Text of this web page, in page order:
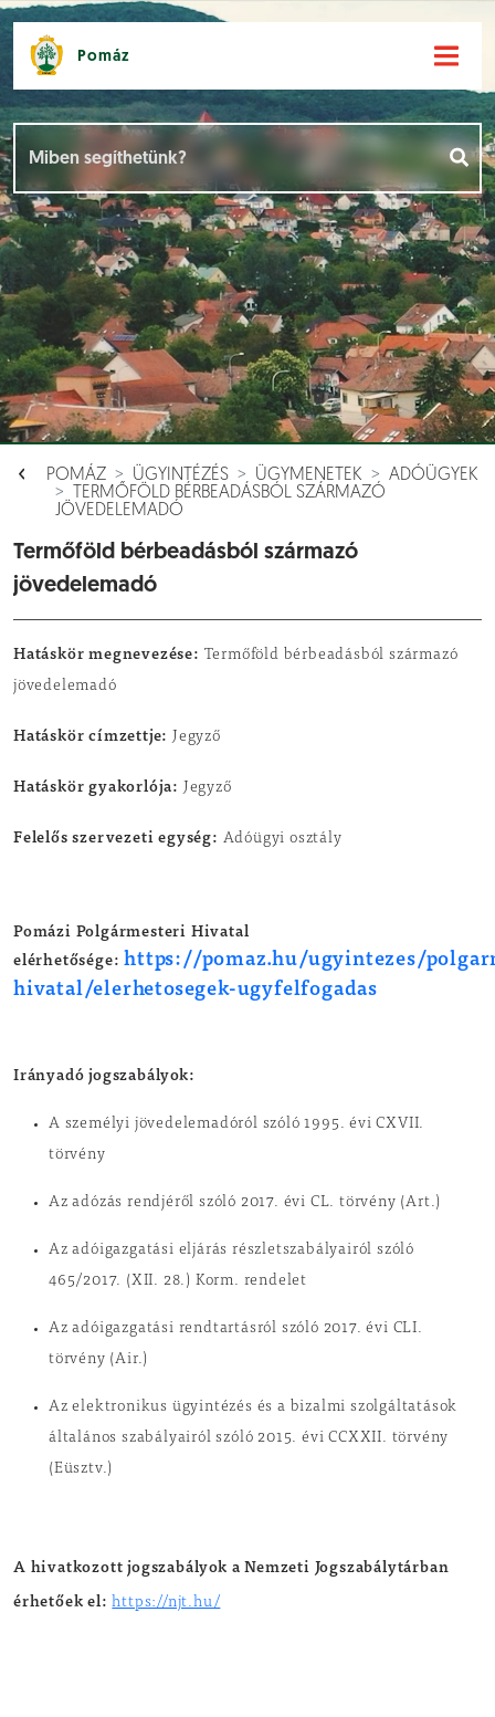
Pomáz
POMÁZ ÜGYINTÉZÉS ÜGYMENETEK
ADÓÜGYEK
TERMŐFÖLD BÉRBEADÁSBÓL SZÁRMAZÓ
JÖVEDELEMADÓ
Termőföld bérbeadásból származó
jövedelemadó
Hatáskör megnevezése: Termőföld bérbeadásból származó
jövedelemadó
Hatáskör címzettje: Jegyző
Hatáskör gyakorlója: Jegyző
Felelős szervezeti egység: Adóügyi osztály
Pomázi Polgármesteri Hivatal
elérhetősége: https://pomaz.hu/ugyintezes/
hivatal/elerhetosegek-ugyfelfogadas
Irányadó jogszabályok:
A személyi jövedelemadóról szóló 1995. évi CXVII.
törvény
Az adózás rendjéről szóló 2017. évi CL. törvény (Art.)
Az adóigazgatási eljárás részletszabályairól szóló
465/2017. (XII. 28.) Korm. rendelet
Az adóigazgatási rendtartásról szóló 2017. évi CLI.
törvény (Air.)
Az elektronikus ügyintézés és a bizalmi szolgáltatások
általános szabályairól szóló 2015. évi CCXXII. törvény
(Eüsztv.)
A hivatkozott jogszabályok a Nemzeti Jogszabálytárban
érhetőek el:https://njt.hu/
Események []
Dokumentumok [ ]
Aloldalak []